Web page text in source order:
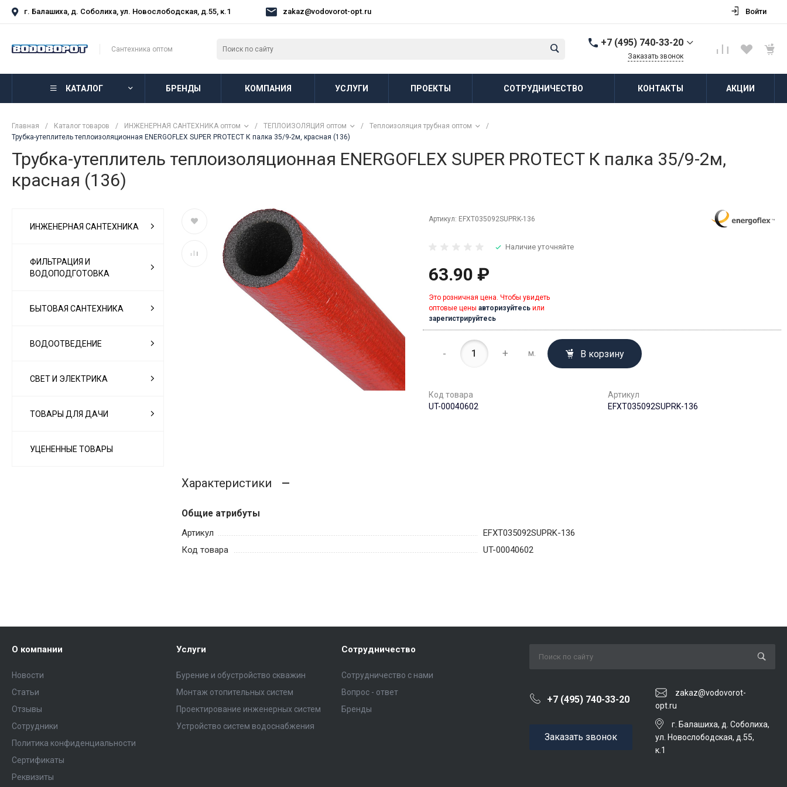
г. Балашиха, д. Соболиха, ул. Новослободская, д.55, к.1 zakaz@vodovorot-opt.ru Войти
Сантехника оптом
+7 (495) 740-33-20
г. Балашиха, д.
Заказать звонок
КАТАЛОГ БРЕНДЫ КОМПАНИЯ УСЛУГИ ПРОЕКТЫ СОТРУДНИЧЕСТВО КОНТАКТЫ АКЦИИ
Главная / Каталог товаров / ИНЖЕНЕРНАЯ САНТЕХНИКА оптом / ТЕПЛОИЗОЛЯЦИЯ оптом / Теплоизоляция трубная оптом
/
Трубка-утеплитель теплоизоляционная ENERGOFLEX SUPER PROTECT К палка 35/9-2м, красная (136)
Трубка-утеплитель теплоизоляционная ENERGOFLEX SUPER PROTECT К палка 35/9-2м,
красная (136)
ИНЖЕНЕРНАЯ САНТЕХНИКА
ФИЛЬТРАЦИЯ И
ВОДОПОДГОТОВКА
БЫТОВАЯ САНТЕХНИКА
ВОДООТВЕДЕНИЕ
СВЕТ И ЭЛЕКТРИКА
ТОВАРЫ ДЛЯ ДАЧИ
УЦЕНЕННЫЕ ТОВАРЫ
Артикул: EFXT035092SUPRK-136
Наличие уточняйте
63.90 ₽
Это розничная цена. Чтобы увидеть
оптовые цены авторизуйтесьили
зарегистрируйтесь
- + м. В корзину
Код товара
UT-00040602
Артикул
EFXT035092SUPRK-136
Характеристики
Общие атрибуты
Артикул
EFXT035092SUPRK-136
Код товара
UT-00040602
О компании
Новости
Статьи
Отзывы
Сотрудники
Политика конфиденциальности
Сертификаты
Реквизиты
Услуги
Бурение и обустройство скважин
Монтаж отопительных систем
Проектирование инженерных систем
Устройство систем водоснабжения
Сотрудничество
Сотрудничество с нами
Вопрос - ответ
Бренды
+7 (495) 740-33-20
zakaz@vodovorot-
opt.ru
Заказать звонок
г. Балашиха, д. Соболиха,
ул. Новослободская, д.55,
к.1